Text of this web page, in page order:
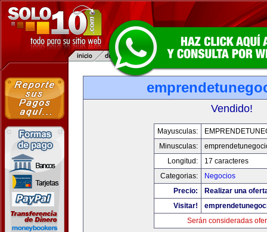
Vendido!
Mayusculas:
Minusculas:
Longitud:
17 caracteres
Categorias:
Negocios
Precio:
Realizar una
Visitar!
Serán consideradas